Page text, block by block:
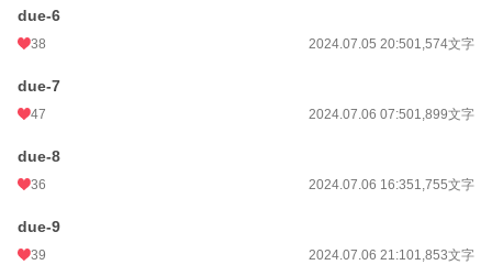
due-6
38 2024.07.05 20:501,574文字
due-7
47 2024.07.06 07:501,899文字
due-8
36 2024.07.06 16:351,755文字
due-9
39 2024.07.06 21:101,853文字